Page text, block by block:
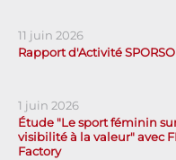
11 juin 2026
Rapport d'Activité
1 juin 2026
Étude "Le sport féminin
visibilité à la valeur" avec
Factory